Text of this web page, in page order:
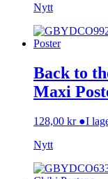
Nytt
Back to
Maxi
128,00 kr ●I
Nytt